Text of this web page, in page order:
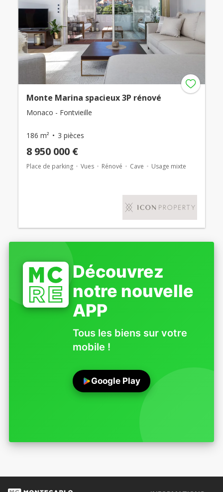
Monte Marina spacieux 3P rénové
Monaco - Fontvieille
186 m² 3 pièces
8 950 000 €
Place de parking Vues Rénové Cave Usage mixte
Découvrez
notre nouvelle
APP
Tous les biens sur votre
mobile !
Google Play